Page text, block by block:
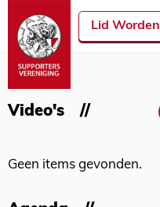
Lid Worden
Video's
Geen items gevonden.